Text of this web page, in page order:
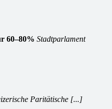
60–80% Stadtparlament
Paritätische [...]